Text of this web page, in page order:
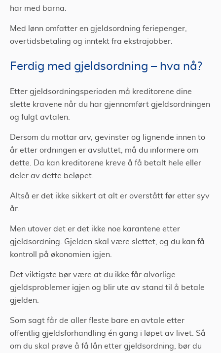
har med barna.
Med lønn omfatter en gjeldsordning feriepenger,
overtidsbetaling og inntekt fra ekstrajobber.
Ferdig med gjeldsordning – hva nå?
Etter gjeldsordningsperioden må kreditorene dine
slette kravene når du har gjennomført gjeldsordningen
og fulgt avtalen.
Dersom du mottar arv, gevinster og lignende innen to
år etter ordningen er avsluttet, må du informere om
dette. Da kan kreditorene kreve å få betalt hele eller
deler av dette beløpet.
Altså er det ikke sikkert at alt er overstått før etter syv
år.
Men utover det er det ikke noe karantene etter
gjeldsordning. Gjelden skal være slettet, og du kan få
kontroll på økonomien igjen.
Det viktigste bør være at du ikke får alvorlige
gjeldsproblemer igjen og blir ute av stand til å betale
gjelden.
Som sagt får de aller fleste bare en avtale etter
offentlig gjeldsforhandling én gang i løpet av livet. Så
om du skal prøve å få lån etter gjeldsordning, bør du